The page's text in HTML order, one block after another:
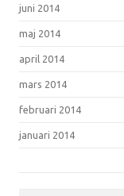
juni 2014
maj 2014
april 2014
mars 2014
februari 2014
januari 2014